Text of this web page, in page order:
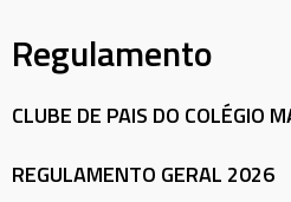
Regulamento
CLUBE DE PAIS DO COLÉGIO
REGULAMENTO GERAL 2026